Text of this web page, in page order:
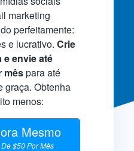
marketing
perfeitamente:
e lucrativo. Crie
envie até
mêspara até
graça. Obtenha
menos:
Mesmo
$50 Por Mês